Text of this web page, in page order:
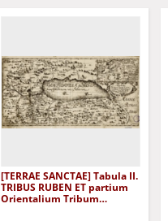
[TERRAE SANCTAE] Tabula II.
TRIBUS RUBEN ET partium
Orientalium Tribum